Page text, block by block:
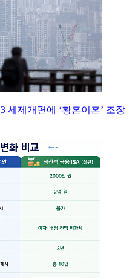
세제개편에 ‘황혼이혼’ 조장